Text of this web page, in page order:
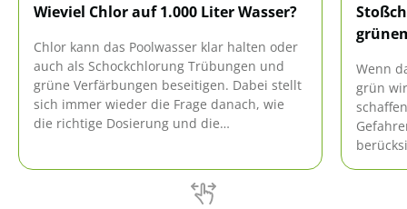
Wieviel Chlor auf 1.000 Liter Wasser?
Chlor kann das Poolwasser klar halten oder
auch als Schockchlorung Trübungen und
grüne Verfärbungen beseitigen. Dabei stellt
sich immer wieder die Frage danach, wie
die richtige Dosierung und die
Wenn
grün